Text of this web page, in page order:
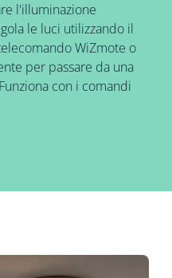
l'illuminazione
le luci utilizzando il
WiZmote o
per passare da una
con i comandi